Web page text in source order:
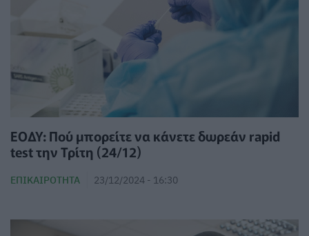
ΕΟΔΥ: Πού μπορείτε να κάνετε δωρεάν rapid
test την Τρίτη (24/12)
ΕΠΙΚΑΙΡΌΤΗΤΑ 23/12/2024 - 16:30